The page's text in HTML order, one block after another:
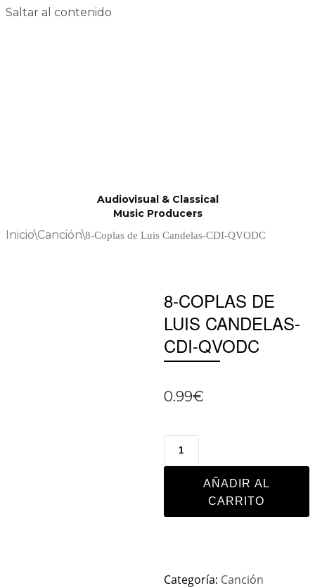
Saltar al contenido
Audiovisual & Classical
Music Producers
Inicio\Canción\8-Coplas de Luis Candelas-CDI-QVODC
8-COPLAS DE
LUIS CANDELAS-
CDI-QVODC
0.99€
AÑADIR AL
CARRITO
Categoría: Canción